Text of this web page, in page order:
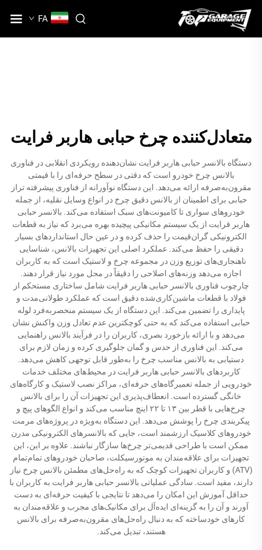
FA
متعادل‌کننده چرخ حبابی هاربر فرایت
دستگاه بالانسر حبابی هاربر فرایت نشان‌دهنده رویکردی انقلابی در فناوری
بالانس چرخ خودرو است که دقتی در سطح حرفه‌ای را با قیمتی
مقرون‌به‌صرفه ارائه می‌دهد. این دستگاه نوآورانه از فناوری پیشرفته تراز
حبابی برای اطمینان از بالانس دقیق چرخ در انواع وسایل نقلیه، از جمله
خودروهای سواری تا کامیونت‌های سبک استفاده می‌کند. بالانسر حبابی
هاربر فرایت از یک سیستم مکانیکی پیچیده بهره می‌برد که نیاز به قطعات
الکترونیکی گران‌قیمت را حذف کرده و در عین حال استانداردهای بسیار
دقیقی را حفظ می‌کند. عملکرد اصلی این تجهیزات بالانس، شناسایی
ناهنجاری‌های توزیع وزن در مجموعه چرخ و لاستیک است که به کاربران
اجازه می‌دهد وزنه‌های اصلاحی را دقیقاً در محل مورد نیاز قرار دهند.
چارچوب فناوری بالانسر حبابی هاربر فرایت شامل ساختاری مستحکم از
فولاد با قطعات ماشین‌کاری‌شده دقیق است که عملکرد طولانی‌مدت و
پایداری را تضمین می‌کند. این دستگاه از یک سیستم منحصربه‌فرد لوله
حبابی استفاده می‌کند که به حتی کوچکترین عدم تعادل وزن واکنش نشان
می‌دهد و با ارائه بازخورد بصری، کاربران را در فرآیند بالانس راهنمایی
می‌کند. این فناوری از حدس و گمان جلوگیری کرده و زمان لازم برای
دستیابی به بالانس مناسب چرخ را به‌طور قابل توجهی کاهش می‌دهد.
کاربردهای بالانسر حبابی هاربر فرایت در محیط‌های مختلف خدمات
خودرویی از جمله تعمیرگاه‌های حرفه‌ای، مراکز نصب لاستیک و کارگاه‌های
خانگی گسترده است. انعطاف‌پذیری این تجهیزات آن را برای بالانس
چرخ‌هایی با قطر بین ۱۳ تا ۲۲ اینچ مناسب می‌کند و انواع الگوهای پیچ و
پیکربندی چرخ را پوشش می‌دهد. این دستگاه به‌ویژه در پروژه‌های مرمت
خودروهای کلاسیک ارزشمند است، جایی که بالانسرهای الکترونیکی مدرن
ممکن است با طراحی قدیمی‌تر چرخ‌ها سازگار نباشند. علاوه بر این، این
تجهیزات برای علاقه‌مندان به موتورسیکلت، صاحبان خودروهای تمام‌تمام
(ATV) و کاربران تجهیزات کوچک که به راه‌حل‌های مطمئن بالانس چرخ نیاز
دارند، مفید است. سادگی عملیاتی بالانسر حبابی هاربر فرایت به کاربران با
حداقل آموزش این امکان را می‌دهد تا نتایجی با کیفیت حرفه‌ای به دست
آورند و آن را به گزینه‌ای ایده‌آل برای مکانیک‌های مجرب و علاقه‌مندان به
کارهای خودساخته که به دنبال راه‌حل‌های مقرون‌به‌صرفه برای بالانس
هستند، تبدیل می‌کند.